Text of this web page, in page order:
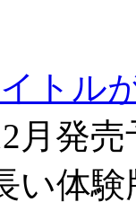
トル
月発
い体